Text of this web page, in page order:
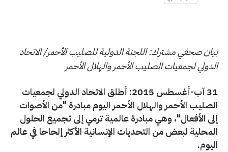
بيان صحفي مشترك: اللجنة الدولية للصليب الأحمر/ الاتحاد
الدولي لجمعيات الصليب الأحمر والهلال الأحمر
31 آب-أغسطس 2015: أطلق الاتحاد الدولي لجمعيات
الصليب الأحمر والهلال الأحمر اليوم مبادرة "من الأصوات
إلى الأفعال"، وهي مبادرة عالمية ترمي إلى تجميع الحلول
المحلية لبعض من التحديات الإنسانية الأكثر إلحاحا في عالم
اليوم.